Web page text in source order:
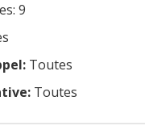
9
Toutes
Toutes